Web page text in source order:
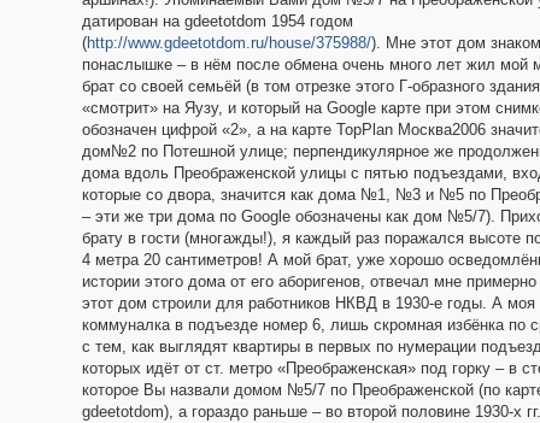
датирован на gdeetotdom 1954 годом
(http://www.gdeetotdom.ru/house/375988/). Мне этот дом
понаслышке – в нём после обмена очень много лет жил мой
брат со своей семьёй (в том отрезке этого Г-образного
«смотрит» на Яузу, и который на Google карте при этом
обозначен цифрой «2», а на карте TopPlan Москва2006
дом№2 по Потешной улице; перпендикулярное же
дома вдоль Преображенской улицы с пятью подъездами,
которые со двора, значится как дома №1, №3 и №5 по
– эти же три дома по Google обозначены как дом №5/7).
брату в гости (многажды!), я каждый раз поражался высоте
4 метра 20 сантиметров! А мой брат, уже хорошо
истории этого дома от его аборигенов, отвечал мне примерно
этот дом строили для работников НКВД в 1930-е годы. А моя
коммуналка в подъезде номер 6, лишь скромная избёнка по
с тем, как выглядят квартиры в первых по нумерации
которых идёт от ст. метро «Преображенская» под горку – в
которое Вы назвали домом №5/7 по Преображенской (по
gdeetotdom), а гораздо раньше – во второй половине 1930-х